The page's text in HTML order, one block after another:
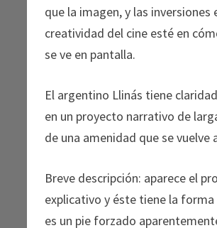
que la imagen, y las
creatividad del cine esté en
se ve en pantalla.
El argentino Llinás tiene
en un proyecto narrativo de
de una amenidad que se
Breve descripción: aparece el
explicativo y éste tiene la
es un pie forzado